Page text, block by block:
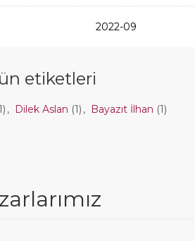
2022-09
etiketleri
, Dilek Aslan (1) , Bayazıt İlhan (1)